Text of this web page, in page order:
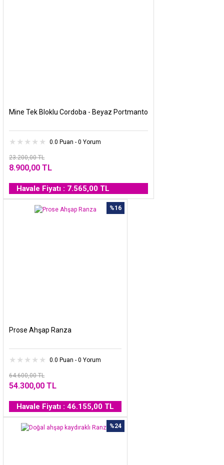
Mine Tek Bloklu Cordoba - Beyaz Portmanto
0.0 Puan - 0 Yorum
23.200,00 TL
8.900,00 TL
Havale Fiyatı : 7.565,00 TL
%16
Prose Ahşap Ranza
0.0 Puan - 0 Yorum
64.600,00 TL
54.300,00 TL
Havale Fiyatı : 46.155,00 TL
%24